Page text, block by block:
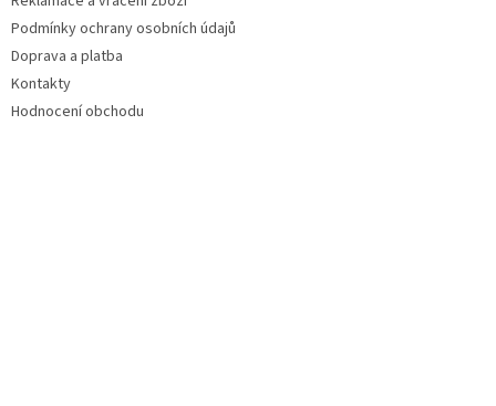
Podmínky ochrany osobních údajů
Doprava a platba
Kontakty
Hodnocení obchodu